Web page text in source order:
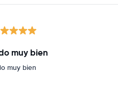
muy bien
muy bien